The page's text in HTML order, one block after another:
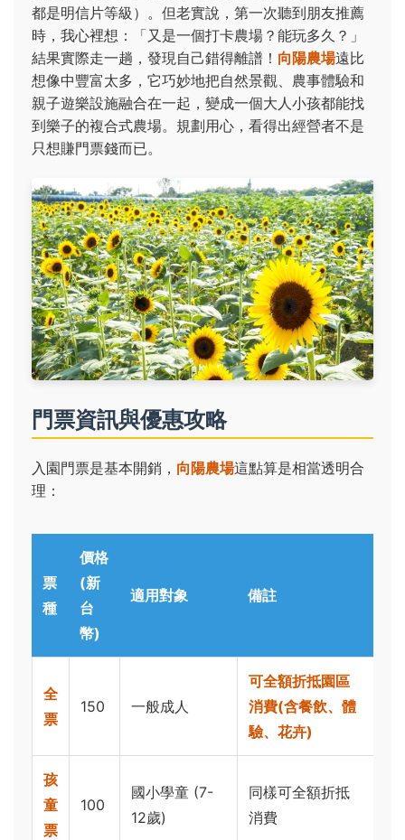
都是明信片等級）。但老實說，第一次聽到朋友推薦
時，我心裡想：「又是一個打卡農場？能玩多久？」
結果實際走一趟，發現自己錯得離譜！ 向陽農場遠比
想像中豐富太多，它巧妙地把自然景觀、農事體驗和
親子遊樂設施融合在一起，變成一個大人小孩都能找
到樂子的複合式農場。規劃用心，看得出經營者不是
只想賺門票錢而已。
門票資訊與優惠攻略
入園門票是基本開銷， 向陽農場這點算是相當透明合
理：
票
種
價格
(新
台
幣)
適用對象 備註
全
票
150 一般成人
可全額折抵園區
消費(含餐飲、體
驗、花卉)
孩
童
票
100
國小學童 (7-
12歲)
同樣可全額折抵
消費